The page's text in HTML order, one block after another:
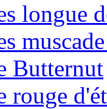
longue
Butternut
rouge